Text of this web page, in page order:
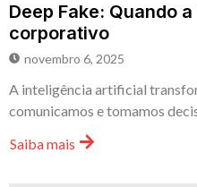
Deep Fake: Quando
corporativo
novembro 6, 2025
A inteligência artificial
comunicamos e tomamos
Saiba mais